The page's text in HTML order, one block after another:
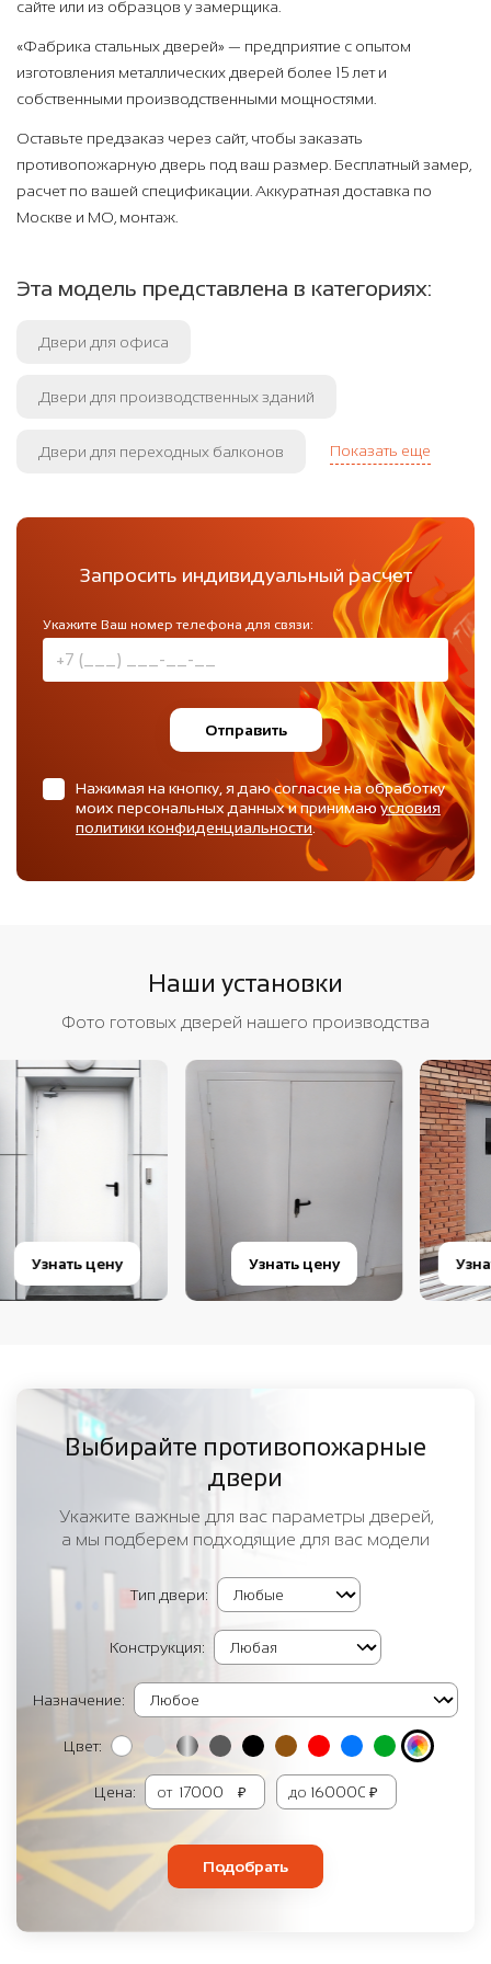
сайте или из образцов у замерщика.
«Фабрика стальных дверей» — предприятие с опытом
изготовления металлических дверей более 15 лет и
собственными производственными мощностями.
Оставьте предзаказ через сайт, чтобы заказать
противопожарную дверь под ваш размер. Бесплатный замер,
расчет по вашей спецификации. Аккуратная доставка по
Москве и МО, монтаж.
Эта модель представлена в категориях:
Двери для офиса
Двери для производственных зданий
Двери для переходных балконов Показать еще
Запросить индивидуальный расчет
Укажите Ваш номер телефона для связи:
Отправить
Нажимая на кнопку, я даю согласие на обработку
моих персональных данных и принимаюусловия
политики конфиденциальности.
Наши установки
Фото готовых дверей нашего производства
Узнать цену Узнать цену
Выбирайте противопожарные
двери
Укажите важные для вас параметры дверей,
а мы подберем подходящие для вас модели
Тип двери:
Конструкция:
Назначение:
Цвет:
Цена: от ₽ до ₽
Подобрать